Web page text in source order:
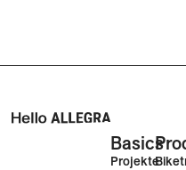
Basics
Projekte